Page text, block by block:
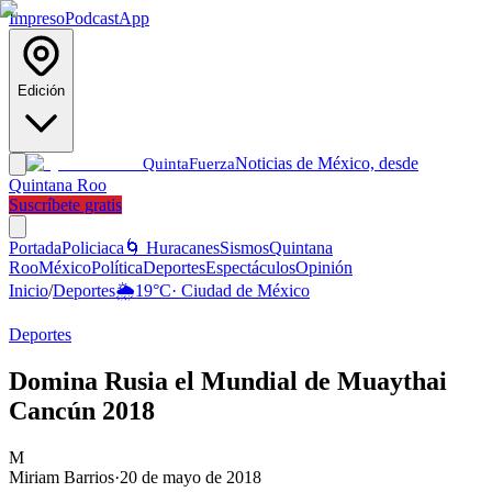
ImpresoPodcastApp
Edición
QuintaFuerzaNoticias de México, desde
Quintana Roo
Suscríbete gratis
PortadaPoliciaca 🌀 HuracanesSismosQuintana
RooMéxicoPolíticaDeportesEspectáculosOpinión
Inicio/Deportes🌦️19°C· Ciudad de México
Deportes
Domina Rusia el Mundial de Muaythai
Cancún 2018
M
Miriam Barrios·20 de mayo de 2018